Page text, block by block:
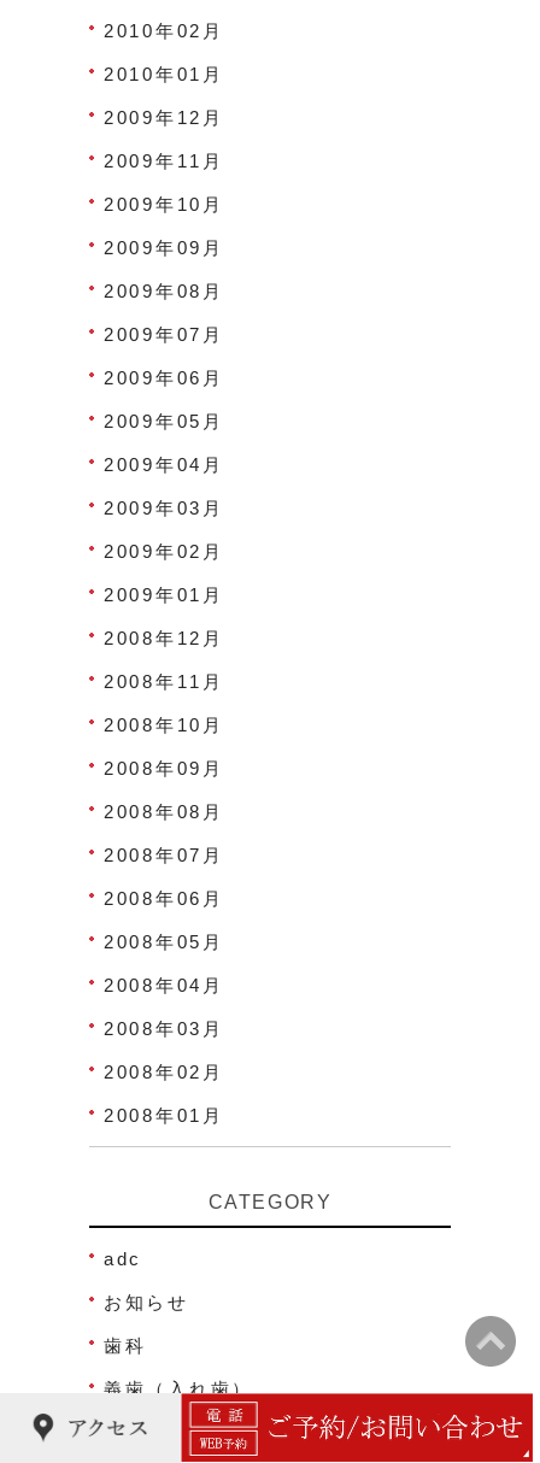
2010年02月
2010年01月
2009年12月
2009年11月
2009年10月
2009年09月
2009年08月
2009年07月
2009年06月
2009年05月
2009年04月
2009年03月
2009年02月
2009年01月
2008年12月
2008年11月
2008年10月
2008年09月
2008年08月
2008年07月
2008年06月
2008年05月
2008年04月
2008年03月
2008年02月
2008年01月
CATEGORY
adc
お知らせ
歯科
義歯（入れ歯）
ハイライフ那覇